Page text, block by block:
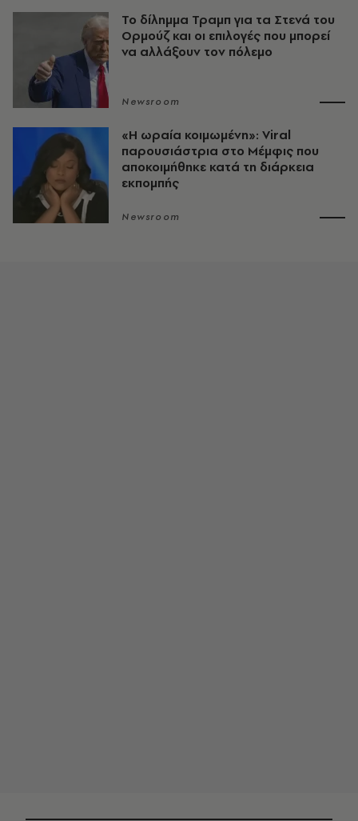
Το δίλημμα Τραμπ για τα Στενά του
Ορμούζ και οι επιλογές που μπορεί
να αλλάξουν τον πόλεμο
Newsroom
«H ωραία κοιμωμένη»: Viral
παρουσιάστρια στο Μέμφις που
αποκοιμήθηκε κατά τη διάρκεια
εκπομπής
Newsroom